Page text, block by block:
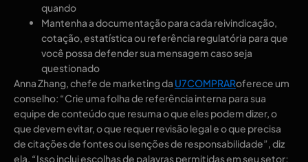
quando
Mantenha a documentação para cada reivindicação,
cotação, estatística ou referência regulatória para que
você possa defender sua mensagem caso seja
questionado
Anna Zhang, chefe de marketing da U7COMPRARoferece um
conselho: “Crie uma folha de referência interna para sua
equipe de conteúdo que resuma o que eles podem dizer, o
que devem evitar, o que requer revisão legal e o que precisa
de citações de fontes ou isenções de responsabilidade”, diz
ela. “Isso inclui escolhas de palavras permitidas em seu setor;